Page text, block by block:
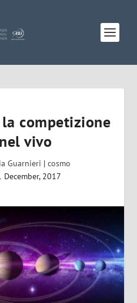
competizione
vivo
Guarnieri | cosmo
2017